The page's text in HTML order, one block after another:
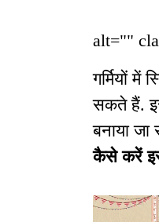
alt=""
गर्मियों
सकते हैं.
बनाया
कैसे करें